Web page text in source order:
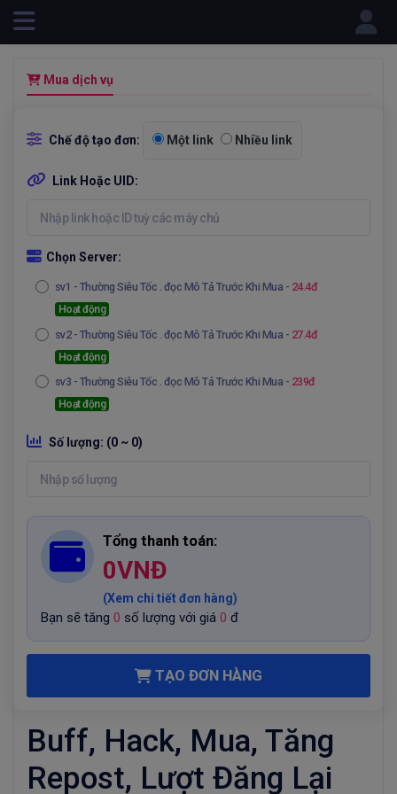
Mua dịch vụ
Chế độ tạo đơn: Một link Nhiều link
Link Hoặc UID:
Chọn Server:
sv1 - Thường Siêu Tốc . đọc Mô Tả Trước Khi Mua - 24.4đ
Hoạt động
sv2 - Thường Siêu Tốc . đọc Mô Tả Trước Khi Mua - 27.4đ
Hoạt động
sv3 - Thường Siêu Tốc . đọc Mô Tả Trước Khi Mua - 239đ
Hoạt động
Số lượng: (0 ~ 0)
Tổng thanh toán:
0VNĐ
(Xem chi tiết đơn hàng)
Bạn sẽ tăng 0 số lượng với giá 0 đ
TẠO ĐƠN HÀNG
Buff, Hack, Mua, Tăng
Repost, Lượt Đăng Lại